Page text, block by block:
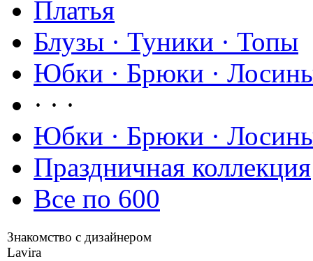
Платья
Блузы · Туники · Топы
Юбки · Брюки ·
· · ·
Юбки · Брюки ·
Праздничная коллекция
Все по 600
Знакомство с дизайнером
Lavira